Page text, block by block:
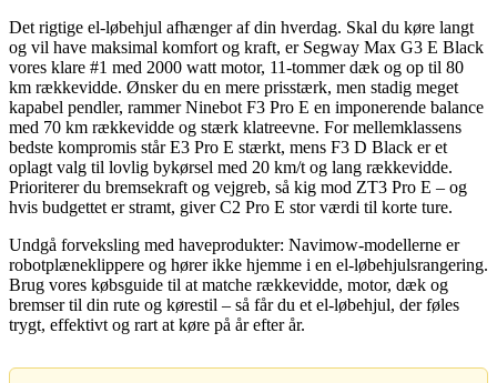
Det rigtige el-løbehjul afhænger af din hverdag. Skal du køre langt
og vil have maksimal komfort og kraft, er Segway Max G3 E Black
vores klare #1 med 2000 watt motor, 11-tommer dæk og op til 80
km rækkevidde. Ønsker du en mere prisstærk, men stadig meget
kapabel pendler, rammer Ninebot F3 Pro E en imponerende balance
med 70 km rækkevidde og stærk klatreevne. For mellemklassens
bedste kompromis står E3 Pro E stærkt, mens F3 D Black er et
oplagt valg til lovlig bykørsel med 20 km/t og lang rækkevidde.
Prioriterer du bremsekraft og vejgreb, så kig mod ZT3 Pro E – og
hvis budgettet er stramt, giver C2 Pro E stor værdi til korte ture.
Undgå forveksling med haveprodukter: Navimow-modellerne er
robotplæneklippere og hører ikke hjemme i en el-løbehjulsrangering.
Brug vores købsguide til at matche rækkevidde, motor, dæk og
bremser til din rute og kørestil – så får du et el-løbehjul, der føles
trygt, effektivt og rart at køre på år efter år.